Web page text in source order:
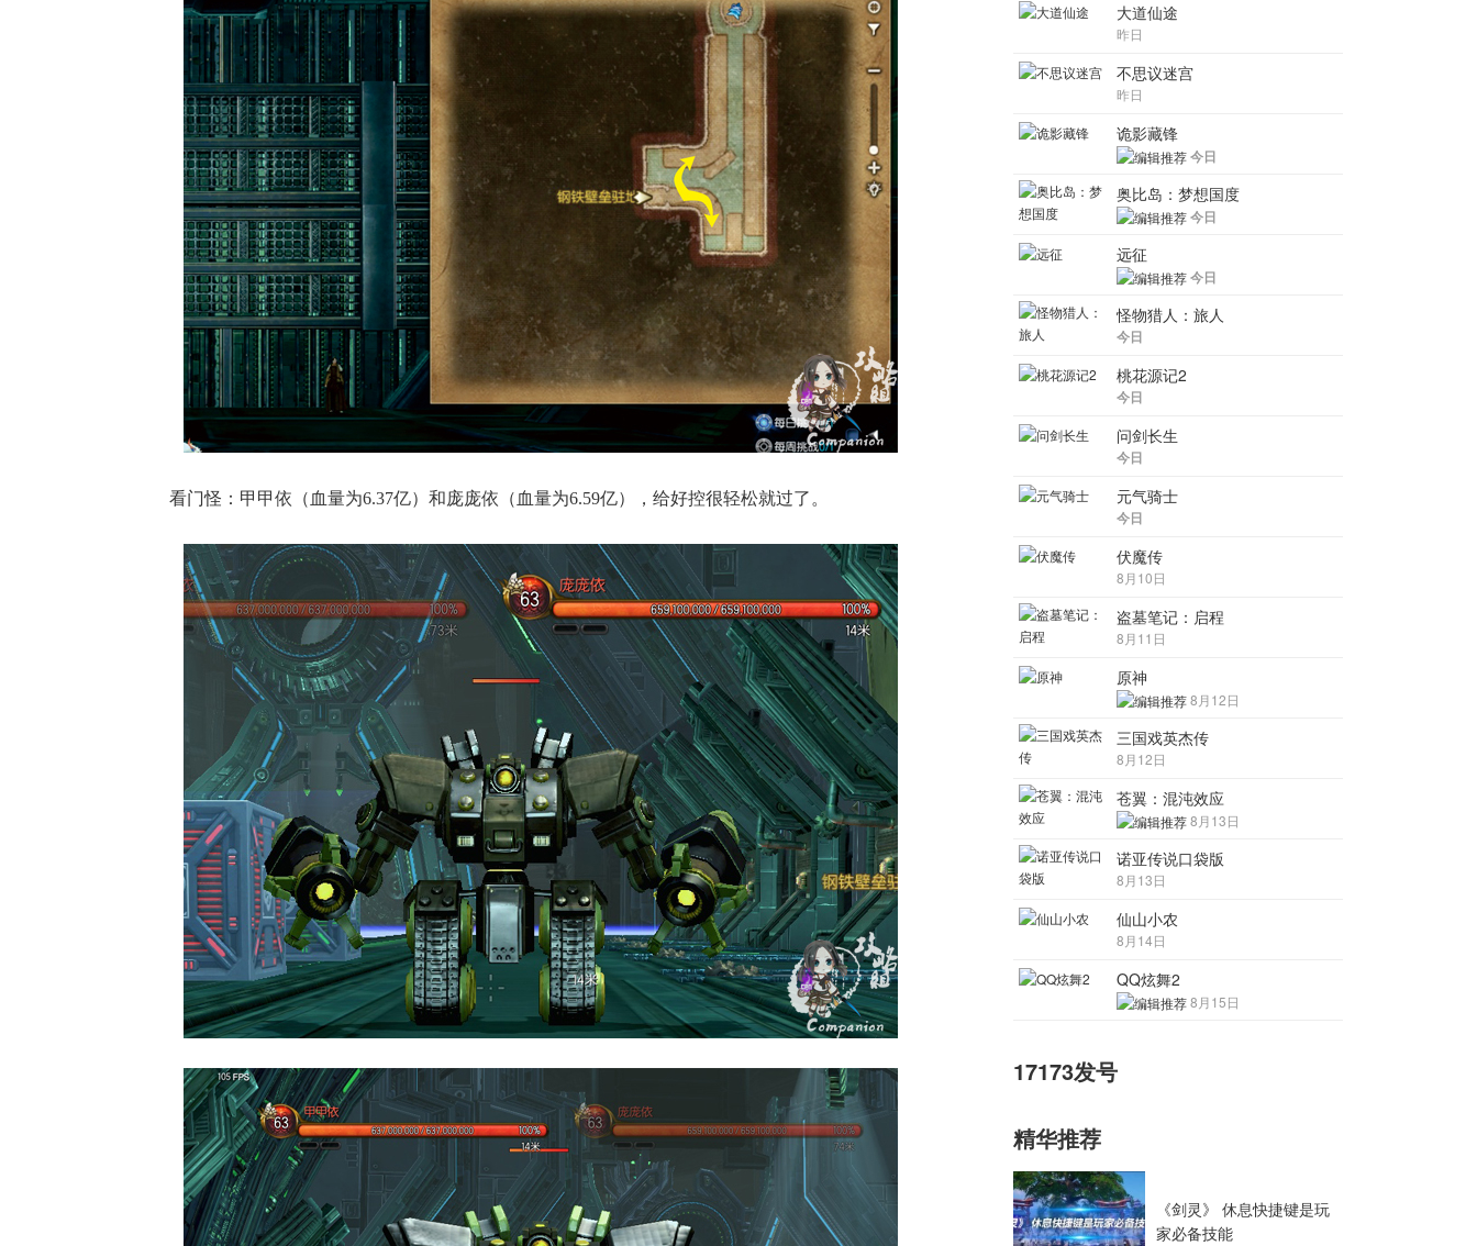
看门怪：甲甲依（血量为6.37亿）和庞庞依（血量为6.59亿），给好控很轻松就过了。
大道仙途
昨日
不思议迷宫
昨日
诡影藏锋
今日
奥比岛：梦想国度
今日
远征
今日
怪物猎人：旅人
今日
桃花源记2
今日
问剑长生
今日
元气骑士
今日
伏魔传
8月10日
盗墓笔记：启程
8月11日
原神
8月12日
三国戏英杰传
8月12日
苍翼：混沌效应
8月13日
诺亚传说口袋版
8月13日
仙山小农
8月14日
QQ炫舞2
8月15日
17173发号
精华推荐
《剑灵》 休息快捷键是玩
家必备技能